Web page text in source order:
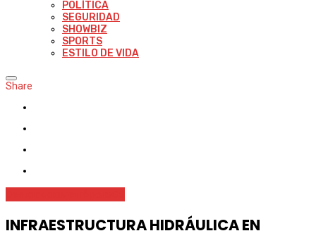
POLÍTICA
SEGURIDAD
SHOWBIZ
SPORTS
ESTILO DE VIDA
Share
INFRAESTRUCTURA HIDRÁULICA EN